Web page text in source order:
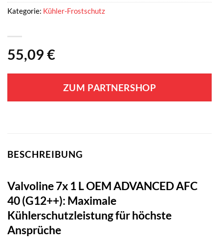
55,09 €
ZUM PARTNERSHOP
Kategorie: Kühler-Frostschutz
BESCHREIBUNG
Valvoline 7x 1 L OEM ADVANCED AFC
40 (G12++): Maximale
Kühlerschutzleistung für höchste
Ansprüche